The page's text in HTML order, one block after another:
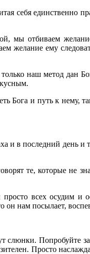
себя единственно
мы отбиваем
желание ему
наш метод дан
Бога и путь к нему,
и в последний день и
те, которые не
всех осудим и
он нам посылает,
Попробуйте
Просто